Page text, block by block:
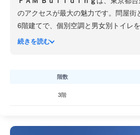
のアクセスが最大の魅力です。問屋街
6階建てで、個別空調と男女別トイレ
圏内にあり、リフレッシュできる環境
続きを読む
階数
3階